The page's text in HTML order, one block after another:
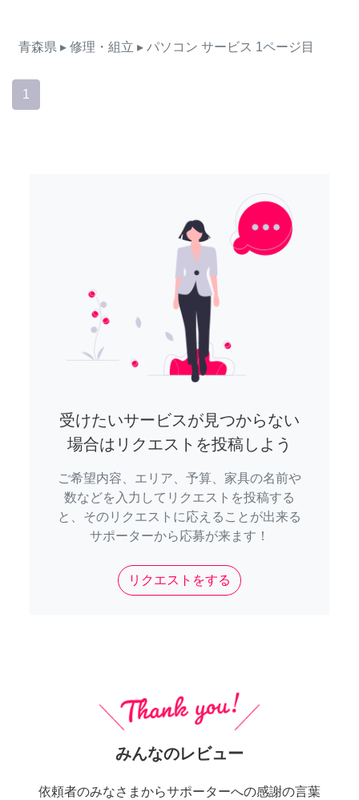
青森県 ▸ 修理・組立 ▸ パソコン サービス 1ページ目
1
受けたいサービスが見つからない
場合はリクエストを投稿しよう
ご希望内容、エリア、予算、家具の名前や
数などを入力してリクエストを投稿する
と、そのリクエストに応えることが出来る
サポーターから応募が来ます！
リクエストをする
みんなのレビュー
依頼者のみなさまからサポーターへの感謝の言葉